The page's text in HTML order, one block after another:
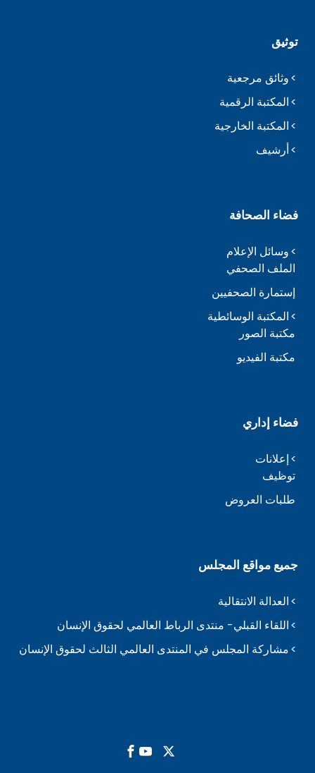
توثيق
وثائق مرجعية
المكتبة الرقمية
المكتبة الخارجية
أرشيف
فضاء الصحافة
وسائل الإعلام
الملف الصحفي
إستمارة الصحفيين
المكتبة الوسائطية
مكتبة الصور
مكتبة الفيديو
فضاء إداري
إعلانات
توظيف
طلبات العروض
جميع مواقع المجلس
العدالة الانتقالية
اللقاء القبلي- منتدى الرباط العالمي لحقوق الإنسان
مشاركة المجلس في المنتدى العالمي الثالث لحقوق الإنسان